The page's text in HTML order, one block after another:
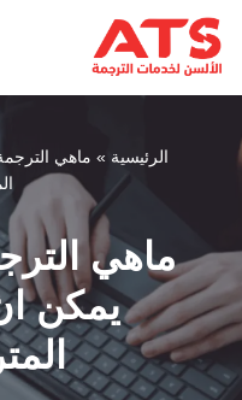
تخطى
إلى
الرئيسية » ماھي
ماھي
یمكن